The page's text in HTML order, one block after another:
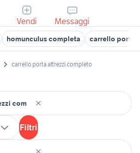
Vendi Messaggi
homunculus completa carrello
carrello porta attrezzi completo
Filtri